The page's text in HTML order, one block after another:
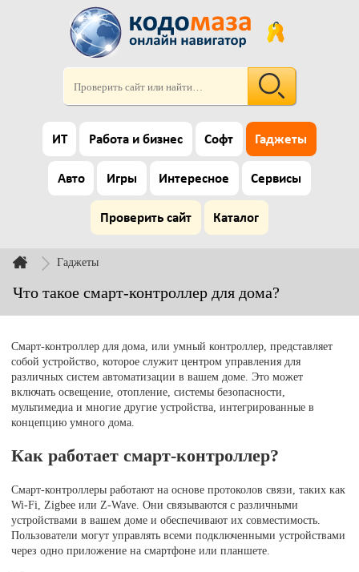
ИТ Работа и бизнес Софт Гаджеты
Авто Игры Интересное Сервисы
Проверить сайт Каталог
Гаджеты
Что такое смарт-контроллер для дома?
Смарт-контроллер для дома, или умный контроллер, представляет
собой устройство, которое служит центром управления для
различных систем автоматизации в вашем доме. Это может
включать освещение, отопление, системы безопасности,
мультимедиа и многие другие устройства, интегрированные в
концепцию умного дома.
Как работает смарт-контроллер?
Смарт-контроллеры работают на основе протоколов связи, таких как
Wi-Fi, Zigbee или Z-Wave. Они связываются с различными
устройствами в вашем доме и обеспечивают их совместимость.
Пользователи могут управлять всеми подключенными устройствами
через одно приложение на смартфоне или планшете.